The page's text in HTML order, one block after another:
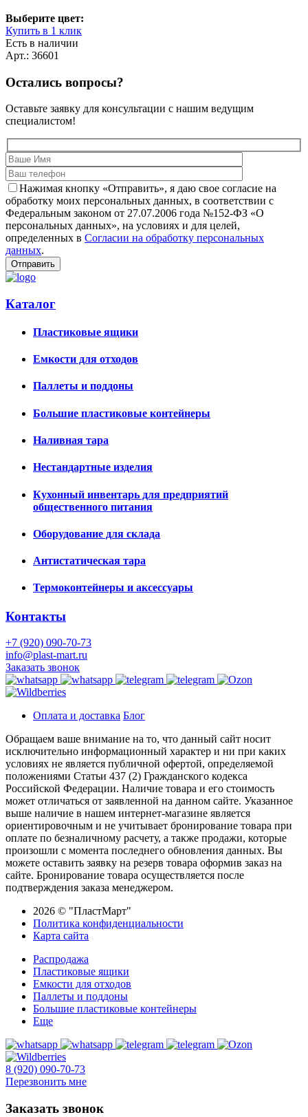
Выберите цвет:
Купить в 1 клик
Есть в наличии
Арт.: 36601
Остались вопросы?
Оставьте заявку для консультации с нашим ведущим
специалистом!
Нажимая кнопку «Отправить», я даю свое согласие на
обработку моих персональных данных, в соответствии с
Федеральным законом от 27.07.2006 года №152-ФЗ «О
персональных данных», на условиях и для целей,
определенных в Согласии на обработку персональных
данных.
Каталог
Пластиковые ящики
Емкости для отходов
Паллеты и поддоны
Большие пластиковые контейнеры
Наливная тара
Нестандартные изделия
Кухонный инвентарь для предприятий
общественного питания
Оборудование для склада
Антистатическая тара
Термоконтейнеры и аксессуары
Контакты
+7 (920) 090-70-73
info@plast-mart.ru
Заказать звонок
Оплата и доставка Блог
Обращаем ваше внимание на то, что данный сайт носит
исключительно информационный характер и ни при каких
условиях не является публичной офертой, определяемой
положениями Статьи 437 (2) Гражданского кодекса
Российской Федерации. Наличие товара и его стоимость
может отличаться от заявленной на данном сайте. Указанное
выше наличие в нашем интернет-магазине является
ориентировочным и не учитывает бронирование товара при
оплате по безналичному расчету, а также продажи, которые
произошли с момента последнего обновления данных. Вы
можете оставить заявку на резерв товара оформив заказ на
сайте. Бронирование товара осуществляется после
подтверждения заказа менеджером.
2026 © "ПластМарт"
Политика конфиденциальности
Карта сайта
Распродажа
Пластиковые ящики
Емкости для отходов
Паллеты и поддоны
Большие пластиковые контейнеры
Еще
8 (920) 090-70-73
Перезвонить мне
Заказать звонок